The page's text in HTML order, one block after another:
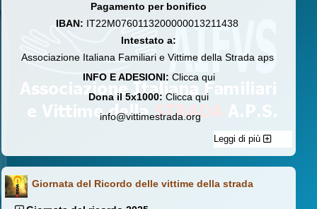
Pagamento per bonifico
IBAN: IT22M0760113200000013211438
Intestato a:
Associazione Italiana Familiari e Vittime della Strada aps
INFO E ADESIONI: Clicca qui
Dona il 5x1000:Clicca qui
info@vittimestrada.org
Leggi di più
Giornata del Ricordo delle vittime della strada